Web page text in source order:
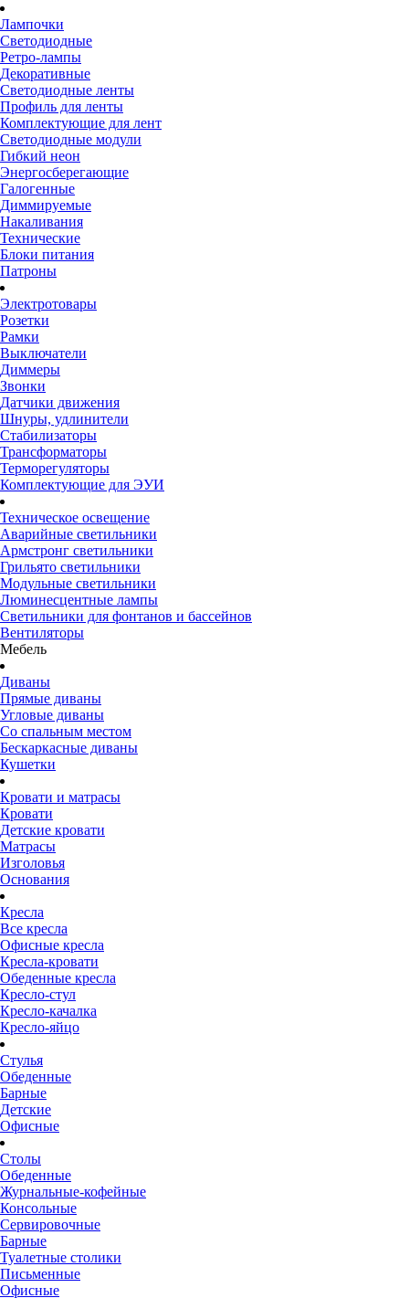
Лампочки
Светодиодные
Ретро-лампы
Декоративные
Светодиодные ленты
Профиль для ленты
Комплектующие для лент
Светодиодные модули
Гибкий неон
Энергосберегающие
Галогенные
Диммируемые
Накаливания
Технические
Блоки питания
Патроны
Электротовары
Розетки
Рамки
Выключатели
Диммеры
Звонки
Датчики движения
Шнуры, удлинители
Стабилизаторы
Трансформаторы
Терморегуляторы
Комплектующие для ЭУИ
Техническое освещение
Аварийные светильники
Армстронг светильники
Грильято светильники
Модульные светильники
Люминесцентные лампы
Светильники для фонтанов и бассейнов
Вентиляторы
Мебель
Диваны
Прямые диваны
Угловые диваны
Со спальным местом
Бескаркасные диваны
Кушетки
Кровати и матрасы
Кровати
Детские кровати
Матрасы
Изголовья
Основания
Кресла
Все кресла
Офисные кресла
Кресла-кровати
Обеденные кресла
Кресло-стул
Кресло-качалка
Кресло-яйцо
Стулья
Обеденные
Барные
Детские
Офисные
Столы
Обеденные
Журнальные-кофейные
Консольные
Сервировочные
Барные
Туалетные столики
Письменные
Офисные